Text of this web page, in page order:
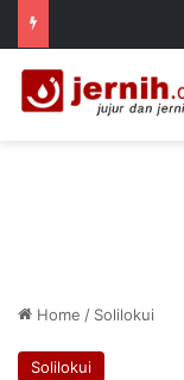
Home / Solilokui
Solilokui